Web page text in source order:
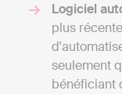
Logiciel
plus
seulement
bénéficiant